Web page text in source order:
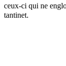
ceux-ci qui ne
tantinet.